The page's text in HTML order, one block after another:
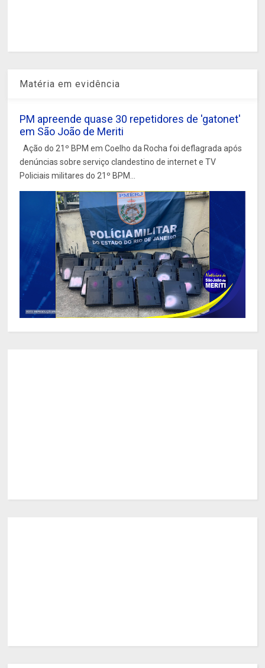
Matéria em evidência
PM apreende quase 30 repetidores de 'gatonet'
em São João de Meriti
Ação do 21º BPM em Coelho da Rocha foi deflagrada após
denúncias sobre serviço clandestino de internet e TV
Policiais militares do 21º BPM...